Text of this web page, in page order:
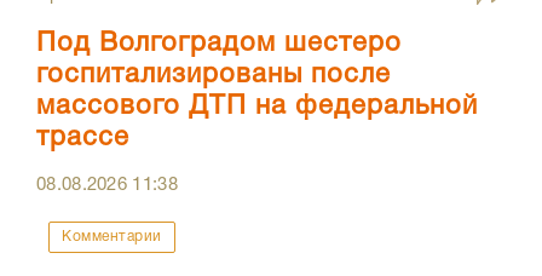
Под Волгоградом шестеро
госпитализированы после
массового ДТП на федеральной
трассе
08.08.2026 11:38
Комментарии